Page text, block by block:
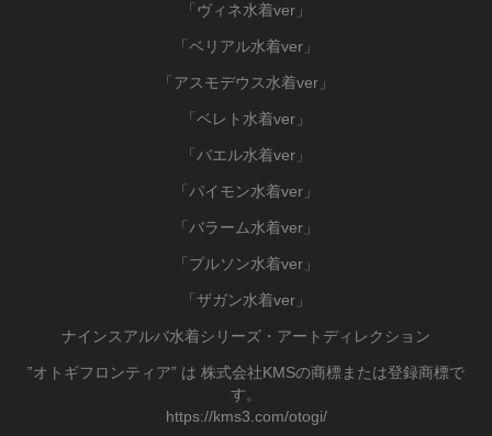
「ヴィネ水着ver」
「ベリアル水着ver」
「アスモデウス水着ver」
「ベレト水着ver」
「バエル水着ver」
「パイモン水着ver」
「バラーム水着ver」
「プルソン水着ver」
「ザガン水着ver 」
ナインスアルバ水着シリーズ・アートディレクション
”オトギフロンティア” は 株式会社KMSの商標または登録商標で
す。
https://kms3.com/otogi/